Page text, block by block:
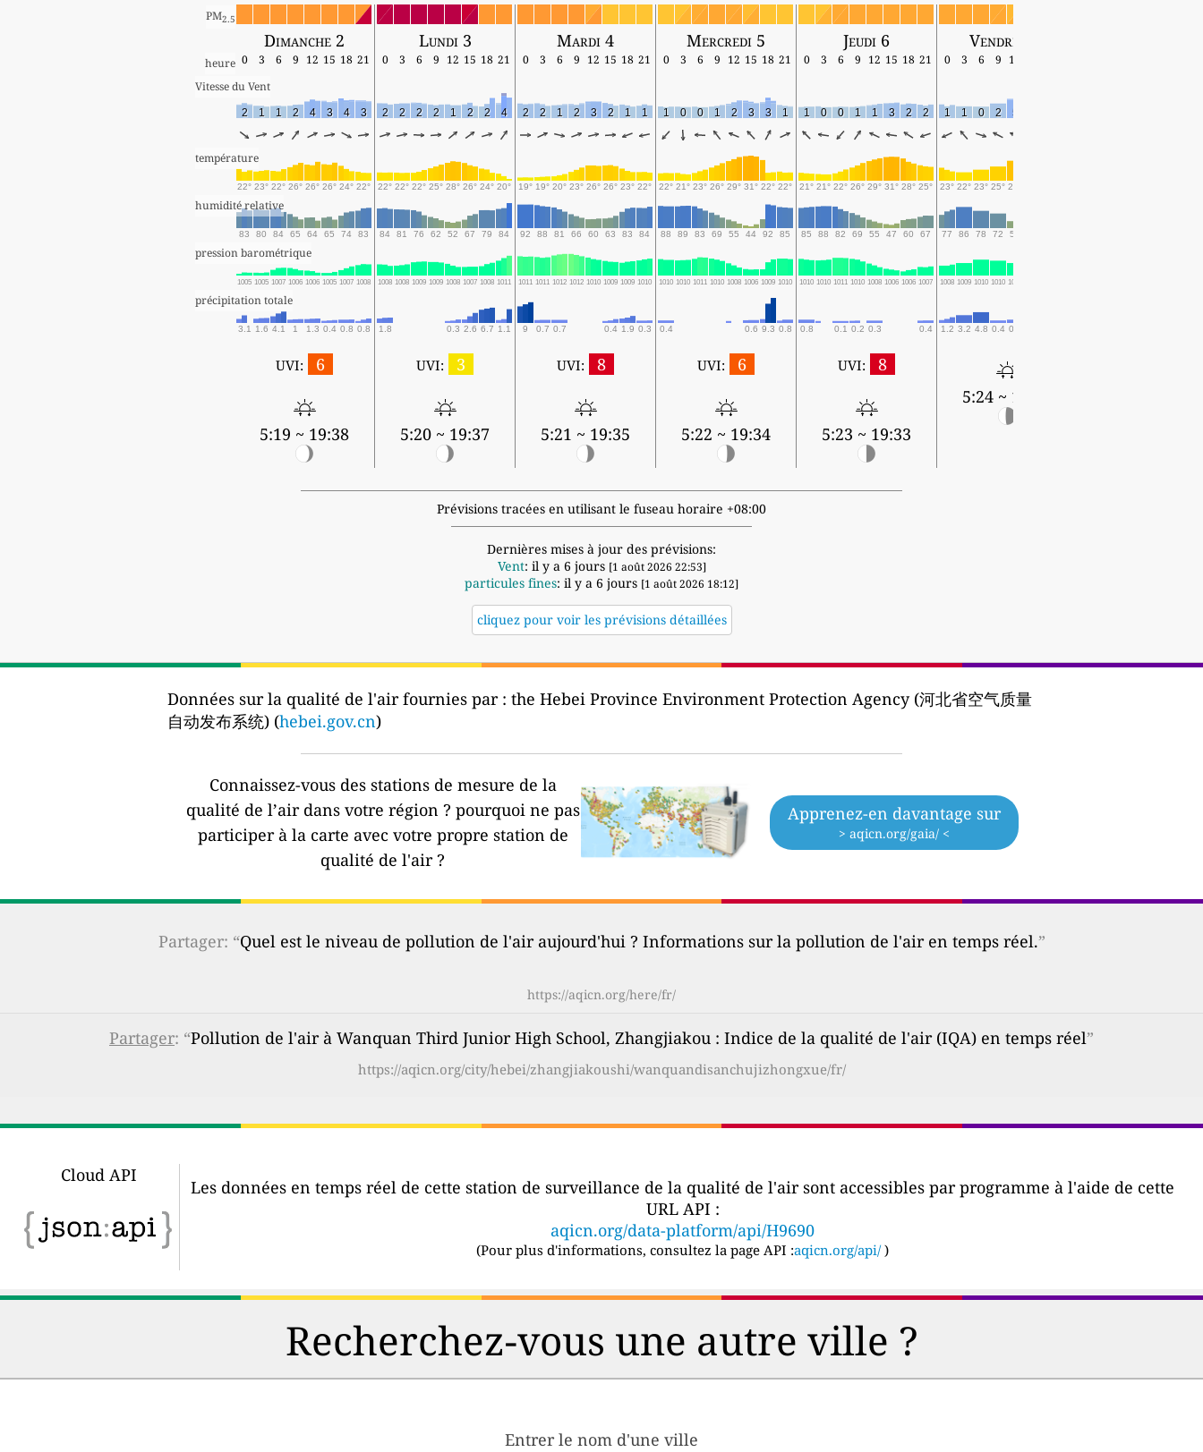
PM2.5
Dimanche 2 Lundi 3 Mardi 4 Mercredi 5 Jeudi 6 Vendredi 7
heure 0 3 6 9 12 15 18 21 0 3 6 9 12 15 18 21 0 3 6 9 12 15 18 21 0 3 6 9 12 15 18 21 0 3 6 9 12 15 18 21 0 3 6 9 12
Vitesse du Vent
2 1 1 2 4 3 4 3 2 2 2 2 1 2 2 4 2 2 1 2 3 2 1 1 1 0 0 1 2 3 3 1 1 0 0 1 1 3 2 2 1 1 0 2 5
température
22° 23° 22° 26° 26° 26° 24° 22° 22° 22° 22° 25° 28° 26° 24° 20° 19° 19° 20° 23° 26° 26° 23° 22° 22° 21° 23° 26° 29° 31° 22° 22° 21° 21° 22° 26° 29° 31° 28° 25° 23° 22° 23° 25° 29°
humidité relative
83 80 84 65 64 65 74 83 84 81 76 62 52 67 79 84 92 88 81 66 60 63 83 84 88 89 83 69 55 44 92 85 85 88 82 69 55 47 60 67 77 86 78 72 55
pression barométrique
1005 1005 1007 1006 1006 1005 1007 1008 1008 1008 1009 1009 1008 1007 1008 1011 1011 1011 1012 1012 1010 1009 1009 1010 1010 1010 1011 1010 1008 1006 1009 1010 1010 1010 1011 1010 1008 1006 1006 1007 1008 1009 1010 1010 1009
précipitation totale
3.1 1.6 4.1 1 1.3 0.4 0.8 0.8 1.8 0.3 2.6 6.7 1.1 9 0.7 0.7 0.4 1.9 0.3 0.4 0.6 9.3 0.8 0.8 0.1 0.2 0.3 0.4 1.2 3.2 4.8 0.4 0.8
UVI: 6
5:19 ~ 19:38
UVI: 3
5:20 ~ 19:37
UVI: 8
5:21 ~ 19:35
UVI: 6
5:22 ~ 19:34
UVI: 8
5:23 ~ 19:33
5:24 ~ 19:32
Prévisions tracées en utilisant le fuseau horaire +08:00
Dernières mises à jour des prévisions:
Vent: il y a 6 jours [1 août 2026 22:53]
particules fines: il y a 6 jours [1 août 2026 18:12]
cliquez pour voir les prévisions détaillées
Données sur la qualité de l'air fournies par : the Hebei Province Environment Protection Agency (河北省空气质量
自动发布系统) (hebei.gov.cn)
Connaissez-vous des stations de mesure de la
qualité de l’air dans votre région ? pourquoi ne pas
participer à la carte avec votre propre station de
qualité de l'air ?
Apprenez-en davantage sur
> aqicn.org/gaia/ <
Partager: “Quel est le niveau de pollution de l'air aujourd'hui ? Informations sur la pollution de l'air en temps réel.”
https://aqicn.org/here/fr/
Partager: “Pollution de l'air à Wanquan Third Junior High School, Zhangjiakou : Indice de la qualité de l'air (IQA) en temps réel”
https://aqicn.org/city/hebei/zhangjiakoushi/wanquandisanchujizhongxue/fr/
Cloud API
Les données en temps réel de cette station de surveillance de la qualité de l'air sont accessibles par programme à l'aide de cette
URL API :
aqicn.org/data-platform/api/H9690
(Pour plus d'informations, consultez la page API :aqicn.org/api/ )
Recherchez-vous une autre ville ?
Entrer le nom d'une ville